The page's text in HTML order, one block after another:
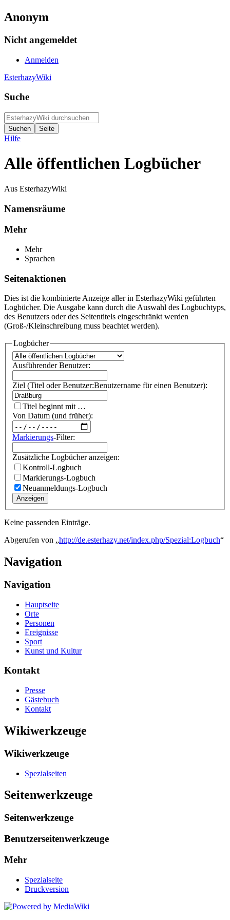
Anonym
Nicht angemeldet
Anmelden
EsterhazyWiki
Suche
Hilfe
Alle öffentlichen Logbücher
Aus EsterhazyWiki
Namensräume
Mehr
Mehr
Sprachen
Seitenaktionen
Dies ist die kombinierte Anzeige aller in EsterhazyWiki geführten
Logbücher. Die Ausgabe kann durch die Auswahl des Logbuchtyps,
des Benutzers oder des Seitentitels eingeschränkt werden
(Groß-/Kleinschreibung muss beachtet werden).
Logbücher
Ausführender Benutzer:
Ziel (Titel oder Benutzer:Benutzername für einen Benutzer):
Titel beginnt mit …
Von Datum (und früher):
Markierungs-Filter:
Zusätzliche Logbücher anzeigen:
Kontroll-Logbuch
Markierungs-Logbuch
Neuanmeldungs-Logbuch
Anzeigen
Keine passenden Einträge.
Abgerufen von „http://de.esterhazy.net/index.php/Spezial:Logbuch“
Navigation
Navigation
Hauptseite
Orte
Personen
Ereignisse
Sport
Kunst und Kultur
Kontakt
Presse
Gästebuch
Kontakt
Wikiwerkzeuge
Wikiwerkzeuge
Spezialseiten
Seitenwerkzeuge
Seitenwerkzeuge
Benutzerseitenwerkzeuge
Mehr
Spezialseite
Druckversion